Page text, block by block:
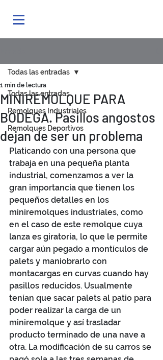
Todas las entradas
Remolques Industriales
Remolques Deportivos
Todas las entradas
MINIREMOLQUE PARA
BODEGA. Pasillos angostos
dejan de ser un problema
1 min de lectura
Platicando con una persona que
trabaja en una pequeña planta
industrial, comenzamos a ver la
gran importancia que tienen los
pequeños detalles en los
miniremolques industriales, como
en el caso de este remolque cuya
lanza es giratoria, lo que le permite
cargar aún pegado a montículos de
palets y maniobrarlo con
montacargas en curvas cuando hay
pasillos reducidos. Usualmente
tenían que sacar palets al patio para
poder realizar la carga de un
miniremolque y así trasladar
producto terminado de una nave a
otra. La modificación de su carros se